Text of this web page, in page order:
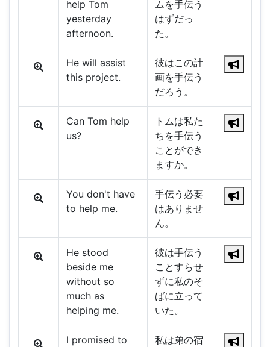
help Tom
yesterday
afternoon.
ムを手伝う
はずだっ
た。
He will assist
this project.
彼はこの計
画を手伝う
だろう。
Can Tom help
us?
トムは私た
ちを手伝う
ことができ
ますか。
You don't have
to help me.
手伝う必要
はありませ
ん。
He stood
beside me
without so
much as
helping me.
彼は手伝う
ことすらせ
ずに私のそ
ばに立って
いた。
I promised to
私は弟の宿